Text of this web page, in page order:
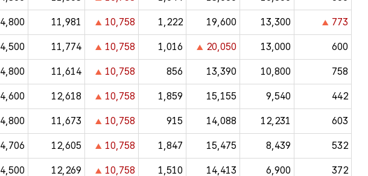
4,800 11,981 10,758 1,222 19,600 13,300 773
4,500 11,774 10,758 1,016 20,050 13,000 600
4,800 11,614 10,758 856 13,390 10,800 758
4,600 12,618 10,758 1,859 15,155 9,540 442
4,800 11,673 10,758 915 14,088 12,231 603
4,706 12,605 10,758 1,847 15,475 8,439 532
4,500 12,269 10,758 1,510 14,413 6,900 372